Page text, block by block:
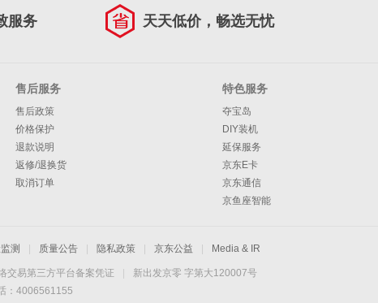
服务 天天低价，畅选无忧
售后服务
售后政策
价格保护
退款说明
返修/退换货
取消订单
特色服务
夺宝岛
DIY装机
延保服务
京东E卡
京东通信
京鱼座智能
测 质量公告 隐私政策 京东公益 Media & IR
交易第三方平台备案凭证
新出发京零 字第大120007号
：4006561155